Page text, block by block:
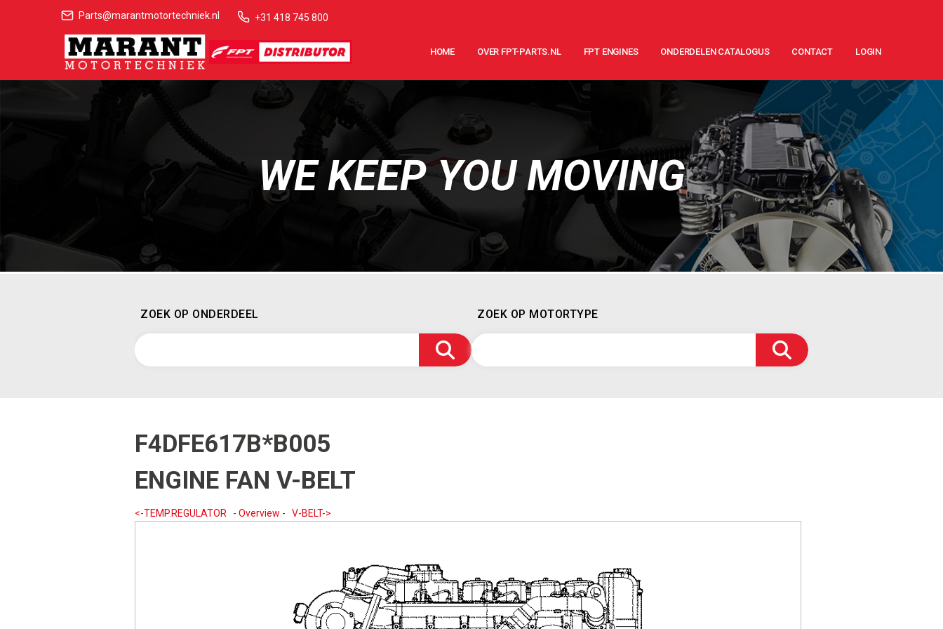
Parts@marantmotortechniek.nl +31 418 745 800
HOME OVER FPT-PARTS.NL FPT ENGINES ONDERDELEN CATALOGUS CONTACT LOGIN
WE KEEP YOU MOVING
ZOEK OP ONDERDEEL ZOEK OP MOTORTYPE
F4DFE617B*B005
ENGINE FAN V-BELT
<-TEMP.REGULATOR - Overview - V-BELT->